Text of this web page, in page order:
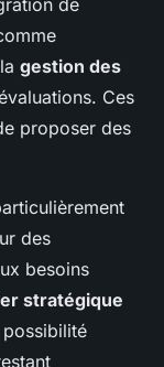
de
gestion des
Ces
proposer des
des
besoins
stratégique
possibilité